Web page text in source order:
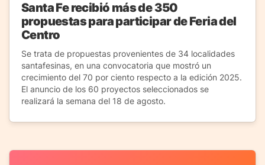
Santa Fe recibió más de 350
propuestas para participar de Feria del
Centro
Se trata de propuestas provenientes de 34 localidades
santafesinas, en una convocatoria que mostró un
crecimiento del 70 por ciento respecto a la edición 2025.
El anuncio de los 60 proyectos seleccionados se
realizará la semana del 18 de agosto.